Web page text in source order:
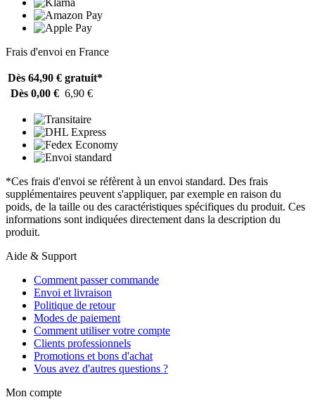
Frais d'envoi en France
Dès 64,90 € gratuit*
Dès 0,00 € 6,90 €
*Ces frais d'envoi se réfèrent à un envoi standard. Des frais
supplémentaires peuvent s'appliquer, par exemple en raison du
poids, de la taille ou des caractéristiques spécifiques du produit. Ces
informations sont indiquées directement dans la description du
produit.
Aide & Support
Comment passer commande
Envoi et livraison
Politique de retour
Modes de paiement
Comment utiliser votre compte
Clients professionnels
Promotions et bons d'achat
Vous avez d'autres questions ?
Mon compte